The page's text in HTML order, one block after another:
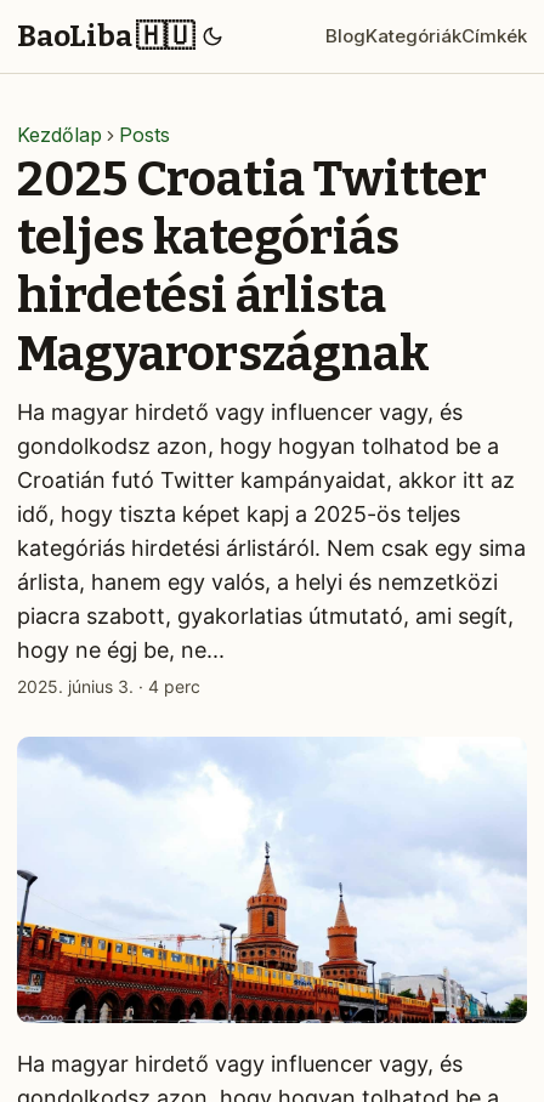
BaoLiba 🇭🇺 BlogKategóriákCímkék
Kezdőlap Posts
2025 Croatia Twitter
teljes kategóriás
hirdetési árlista
Magyarországnak
Ha magyar hirdető vagy influencer vagy, és
gondolkodsz azon, hogy hogyan tolhatod be a
Croatián futó Twitter kampányaidat, akkor itt az
idő, hogy tiszta képet kapj a 2025-ös teljes
kategóriás hirdetési árlistáról. Nem csak egy sima
árlista, hanem egy valós, a helyi és nemzetközi
piacra szabott, gyakorlatias útmutató, ami segít,
hogy ne égj be, ne...
2025. június 3. · 4 perc
Ha magyar hirdető vagy influencer vagy, és